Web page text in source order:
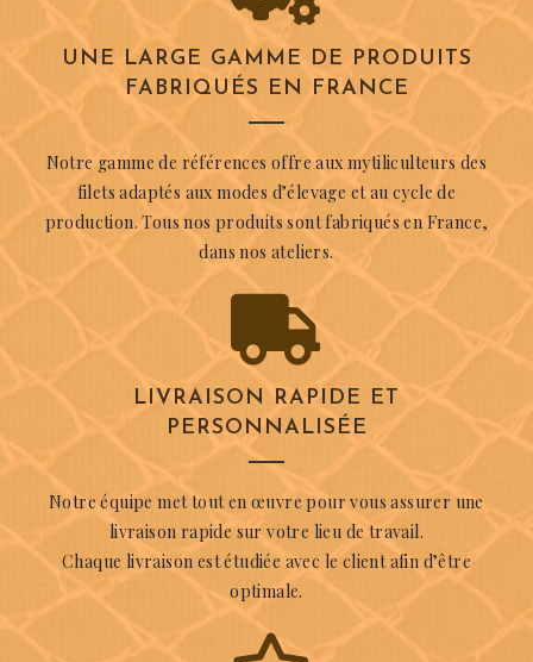
UNE LARGE GAMME DE PRODUITS
FABRIQUÉS EN FRANCE
Notre gamme de références offre aux mytiliculteurs des
filets adaptés aux modes d’élevage et au cycle de
production. Tous nos produits sont fabriqués en France,
dans nos ateliers.
LIVRAISON RAPIDE ET
PERSONNALISÉE
Notre équipe met tout en œuvre pour vous assurer une
livraison rapide sur votre lieu de travail.
Chaque livraison est étudiée avec le client afin d’être
optimale.